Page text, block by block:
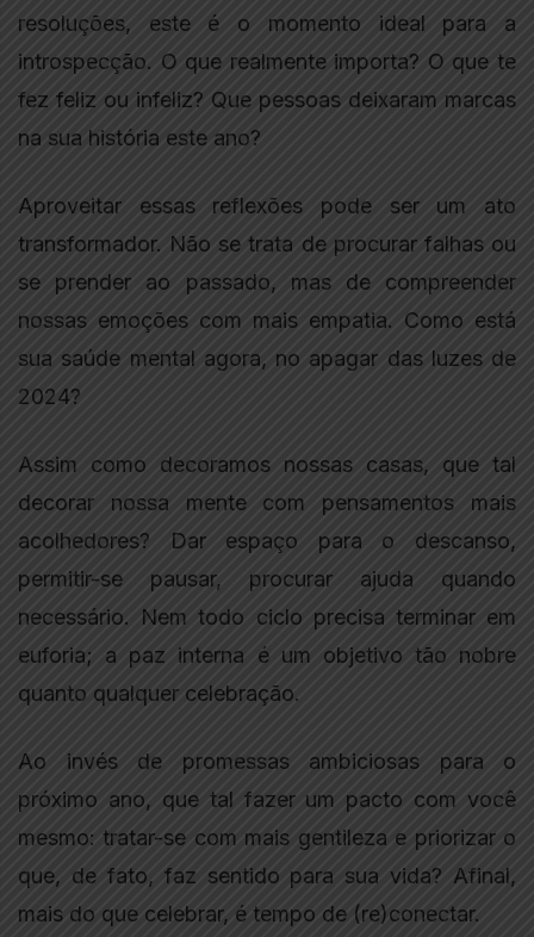
resoluções, este é o momento ideal para a
introspecção. O que realmente importa? O que te
fez feliz ou infeliz? Que pessoas deixaram marcas
na sua história este ano?
Aproveitar essas reflexões pode ser um ato
transformador. Não se trata de procurar falhas ou
se prender ao passado, mas de compreender
nossas emoções com mais empatia. Como está
sua saúde mental agora, no apagar das luzes de
2024?
Assim como decoramos nossas casas, que tal
decorar nossa mente com pensamentos mais
acolhedores? Dar espaço para o descanso,
permitir-se pausar, procurar ajuda quando
necessário. Nem todo ciclo precisa terminar em
euforia; a paz interna é um objetivo tão nobre
quanto qualquer celebração.
Ao invés de promessas ambiciosas para o
próximo ano, que tal fazer um pacto com você
mesmo: tratar-se com mais gentileza e priorizar o
que, de fato, faz sentido para sua vida? Afinal,
mais do que celebrar, é tempo de (re)conectar.